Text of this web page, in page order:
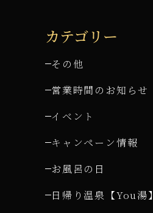
カテゴリー
その他
営業時間のお知らせ
イベント
キャンペーン情報
お風呂の日
日帰り温泉【You湯】